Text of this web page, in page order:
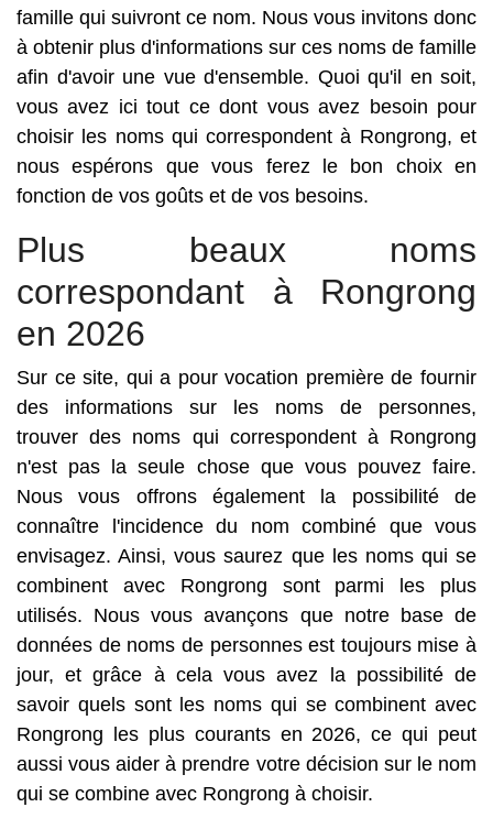
famille qui suivront ce nom. Nous vous invitons donc
à obtenir plus d'informations sur ces noms de famille
afin d'avoir une vue d'ensemble. Quoi qu'il en soit,
vous avez ici tout ce dont vous avez besoin pour
choisir les noms qui correspondent à Rongrong, et
nous espérons que vous ferez le bon choix en
fonction de vos goûts et de vos besoins.
Plus beaux noms
correspondant à Rongrong
en 2026
Sur ce site, qui a pour vocation première de fournir
des informations sur les noms de personnes,
trouver des noms qui correspondent à Rongrong
n'est pas la seule chose que vous pouvez faire.
Nous vous offrons également la possibilité de
connaître l'incidence du nom combiné que vous
envisagez. Ainsi, vous saurez que les noms qui se
combinent avec Rongrong sont parmi les plus
utilisés. Nous vous avançons que notre base de
données de noms de personnes est toujours mise à
jour, et grâce à cela vous avez la possibilité de
savoir quels sont les noms qui se combinent avec
Rongrong les plus courants en 2026, ce qui peut
aussi vous aider à prendre votre décision sur le nom
qui se combine avec Rongrong à choisir.